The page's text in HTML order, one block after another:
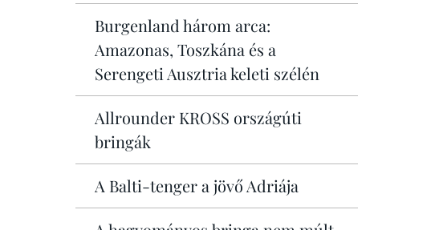
Burgenland három arca:
Amazonas, Toszkána és a
Serengeti Ausztria keleti szélén
Allrounder KROSS országúti
bringák
A Balti-tenger a jövő Adriája